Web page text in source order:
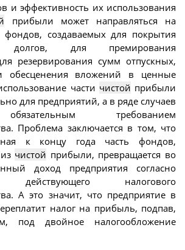
и эффективность их использования
прибыли может направляться на
создаваемых для покрытия
долгов, для премирования
резервирования сумм отпускных,
обесценения вложений в ценные
части чистой прибыли
для предприятий, а в ряде случаев
требованием
Проблема заключается в том, что
к концу года часть фондов,
чистой прибыли, превращается во
доход предприятия согласно
действующего налогового
А это значит, что предприятие в
налог на прибыль, подпав,
под двойное налогообложение